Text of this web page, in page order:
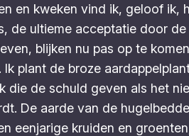
en kweken vind ik, geloof ik,
de ultieme acceptatie door de
blijken nu pas op te
plant de broze
die de schuld geven als het
De aarde van de
eenjarige kruiden en